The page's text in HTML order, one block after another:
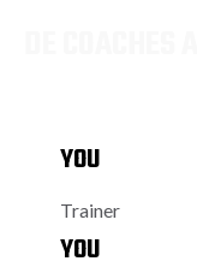
YOU
Trainer
YOU